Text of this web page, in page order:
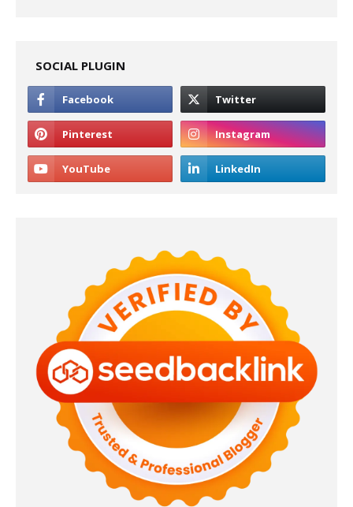
SOCIAL PLUGIN